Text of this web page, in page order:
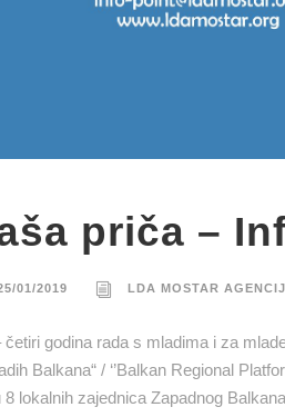
priča –
01/2019 LDA MOSTAR
godina rada s mladima i za
Balkana“ / ‘’Balkan Regional
lokalnih zajednica Zapadnog